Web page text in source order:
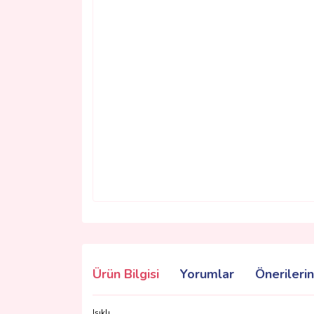
Ürün Bilgisi Yorumlar